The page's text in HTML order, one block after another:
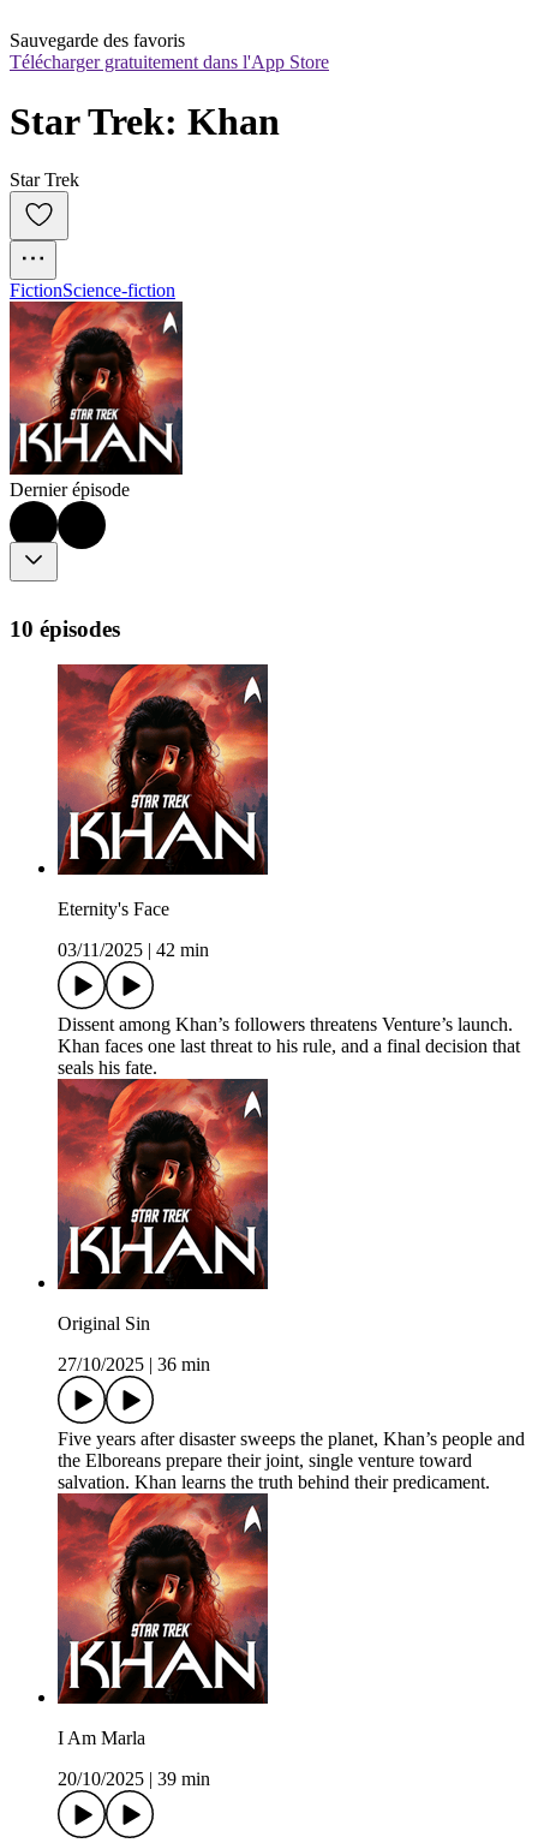
Sauvegarde des favoris
Télécharger gratuitement dans l'App Store
Star Trek: Khan
Star Trek
FictionScience-fiction
Dernier épisode
10 épisodes
Eternity's Face
03/11/2025
42 min
Dissent among Khan’s followers threatens Venture’s launch.
Khan faces one last threat to his rule, and a final decision that
seals his fate.
Original Sin
27/10/2025
36 min
Five years after disaster sweeps the planet, Khan’s people and
the Elboreans prepare their joint, single venture toward
salvation. Khan learns the truth behind their predicament.
I Am Marla
20/10/2025
39 min